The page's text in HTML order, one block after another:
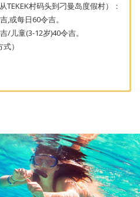
TEKEK村码头到刁曼岛度假村）：
,或每日60令吉。
儿童(3-12岁)40令吉。
）
2夜全膳住宿+3次潜
往返德克 (Tekek)